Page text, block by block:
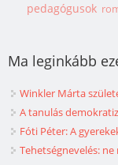
pedagógusok
Ma leginkább
Winkler Márta
A tanulás
Fóti Péter: A
Tehetségnevelés: